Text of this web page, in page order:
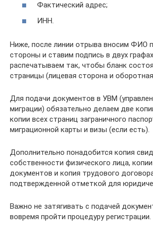
Фактический адрес;
ИНН.
Ниже, после линии отрыва вносим ФИО
стороны и ставим подпись в двух
распечатываем так, чтобы бланк
страницы (лицевая сторона и
Для подачи документов в УВМ
миграции) обязательно делаем две
копии всех страниц заграничного
миграционной карты и визы (если есть).
Дополнительно понадобится копия
собственности физического лица,
документов и копия трудового
подтвержденной отметкой для
Важно не затягивать с подачей
вовремя пройти процедуру регистрации.